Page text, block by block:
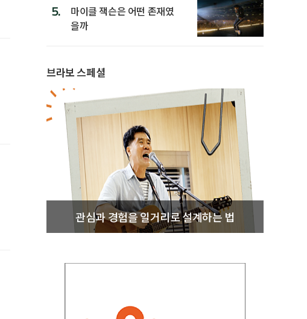
5.
마이클 잭슨은 어떤 존재였
을까
브라보 스페셜
관심과 경험을 일거리로 설계하는 법